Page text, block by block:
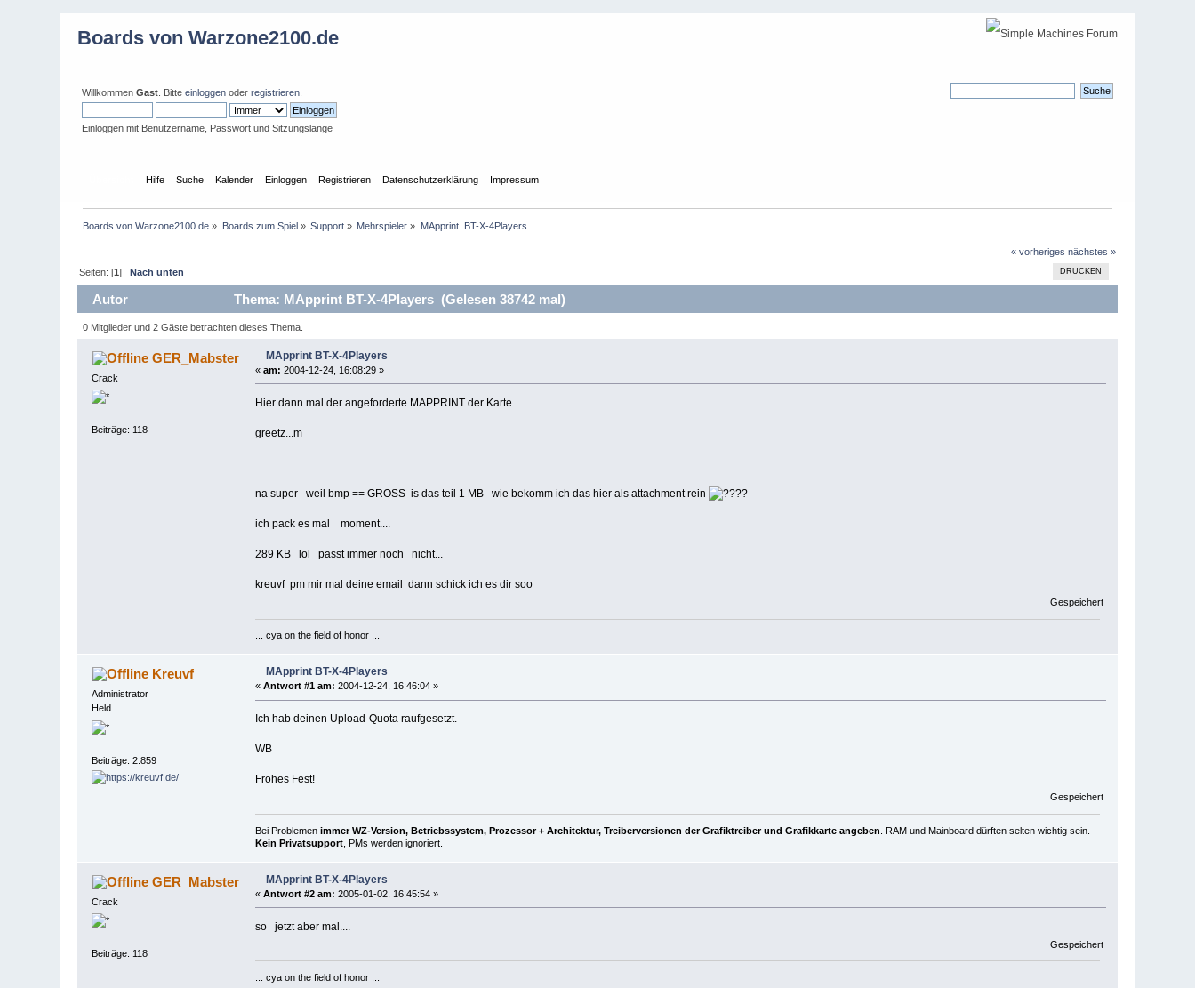
Boards von Warzone2100.de
WillkommenGast . Bitteeinloggen oderregistrieren
Einloggen mit Benutzername, Passwort und Sitzungslänge
Hilfe Suche Kalender Einloggen Registrieren Datenschutzerklärung Impressum
Boards von Warzone2100.de » Boards zum Spiel» Support » Mehrspieler » MApprint  BT-X-4Players
« vorheriges nächstes »
DRUCKEN
Seiten: [1]Nach unten
Autor Thema: MApprint BT-X-4Players (Gelesen 38742 mal)
0 Mitglieder und 2 Gäste betrachten dieses Thema.
GER_Mabster
Crack
Beiträge: 118
MApprint BT-X-4Players
« am: 2004-12-24, 16:08:29 »
Hier dann mal der angeforderte MAPPRINT der Karte...
greetz...m
na super weil bmp == GROSS is das teil 1 MB wie bekomm ich das hier als attachment rein ?
ich pack es mal moment....
289 KB lol passt immer noch nicht...
kreuvf pm mir mal deine email dann schick ich es dir soo
Gespeichert
... cya on the field of honor ...
Kreuvf
Administrator
Held
Beiträge: 2.859
MApprint BT-X-4Players
« Antwort #1 am: 2004-12-24, 16:46:04 »
Ich hab deinen Upload-Quota raufgesetzt.
WB
Frohes Fest!
Gespeichert
Bei Problemen immer WZ-Version, Betriebssystem, Prozessor + Architektur, Treiberversionen der Grafiktreiber und Grafikkarte angeben . RAM und Mainboard dürften selten wichtig sein.
Kein Privatsupport, PMs werden ignoriert.
GER_Mabster
Crack
Beiträge: 118
MApprint BT-X-4Players
« Antwort #2 am: 2005-01-02, 16:45:54 »
so jetzt aber mal....
Gespeichert
... cya on the field of honor ...